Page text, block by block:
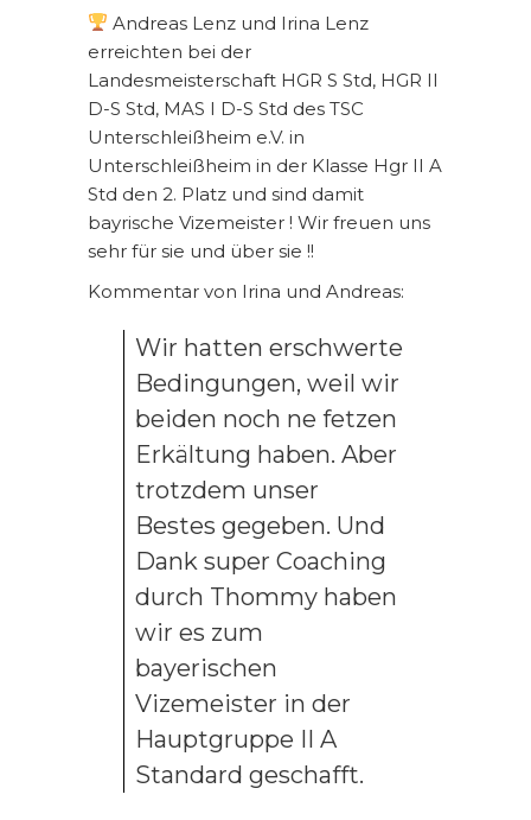
Andreas Lenz und Irina Lenz
erreichten bei der
Landesmeisterschaft HGR S Std, HGR II
D-S Std, MAS I D-S Std des TSC
Unterschleißheim e.V. in
Unterschleißheim in der Klasse Hgr II A
Std den 2. Platz und sind damit
bayrische Vizemeister ! Wir freuen uns
sehr für sie und über sie !!
Kommentar von Irina und Andreas:
Wir hatten erschwerte
Bedingungen, weil wir
beiden noch ne fetzen
Erkältung haben. Aber
trotzdem unser
Bestes gegeben. Und
Dank super Coaching
durch Thommy haben
wir es zum
bayerischen
Vizemeister in der
Hauptgruppe II A
Standard geschafft.